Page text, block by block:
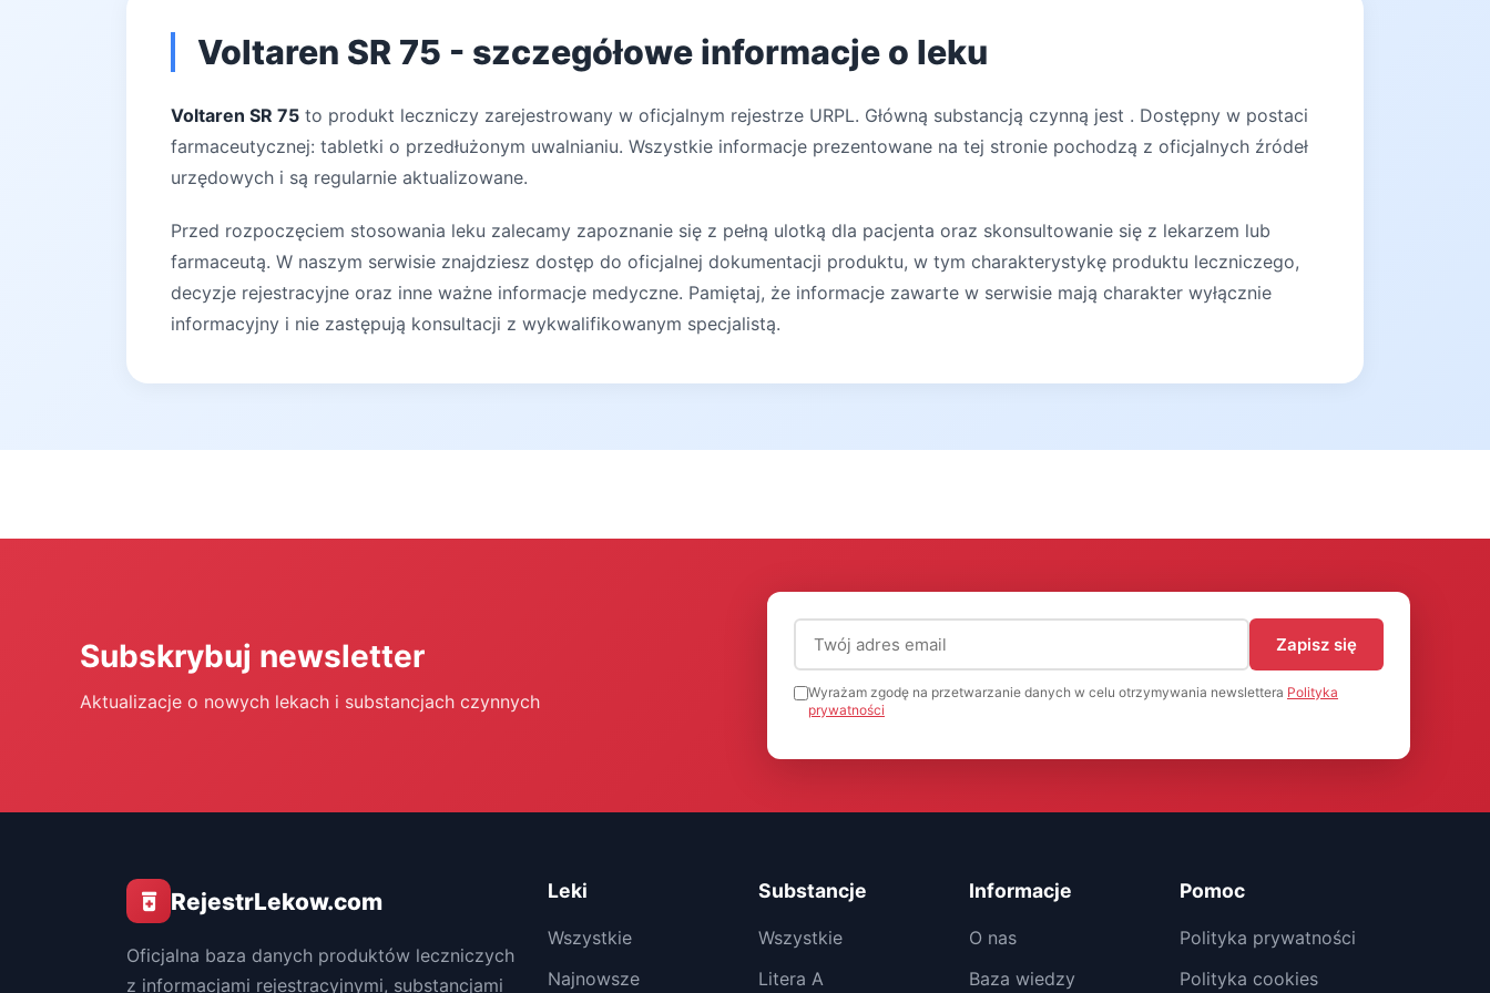
Voltaren SR 75 - szczegółowe informacje o leku
Voltaren SR 75 to produkt leczniczy zarejestrowany w oficjalnym rejestrze URPL. Główną substancją czynną jest . Dostępny w postaci
farmaceutycznej: tabletki o przedłużonym uwalnianiu. Wszystkie informacje prezentowane na tej stronie pochodzą z oficjalnych źródeł
urzędowych i są regularnie aktualizowane.
Przed rozpoczęciem stosowania leku zalecamy zapoznanie się z pełną ulotką dla pacjenta oraz skonsultowanie się z lekarzem lub
farmaceutą. W naszym serwisie znajdziesz dostęp do oficjalnej dokumentacji produktu, w tym charakterystykę produktu leczniczego,
decyzje rejestracyjne oraz inne ważne informacje medyczne. Pamiętaj, że informacje zawarte w serwisie mają charakter wyłącznie
informacyjny i nie zastępują konsultacji z wykwalifikowanym specjalistą.
Subskrybuj newsletter
Aktualizacje o nowych lekach i substancjach czynnych
Adres email (wymagany)
Zapisz się
Wyrażam zgodę na przetwarzanie danych w celu otrzymywania newslettera Polityka
prywatności
RejestrLekow.com
Oficjalna baza danych produktów leczniczych
z informacjami rejestracyjnymi, substancjami
Leki
Wszystkie
Najnowsze
Substancje
Wszystkie
Litera A
Informacje
O nas
Baza wiedzy
Pomoc
Polityka prywatności
Polityka cookies